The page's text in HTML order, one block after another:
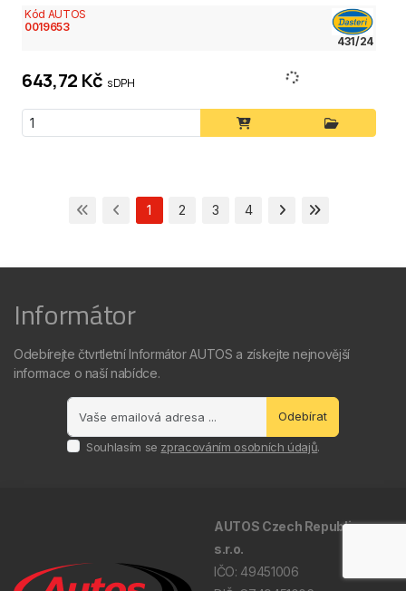
Kód AUTOS
0019653
431/24
643,72 Kč s DPH
1 2 3 4
Informátor
Odebírejte čtvrtletní Informátor AUTOS a získejte nejnovější
informace o naší nabídce.
Odebírat
Souhlasím se zpracováním osobních údajů.
AUTOS Czech Republic,
s.r.o.
IČO: 49451006